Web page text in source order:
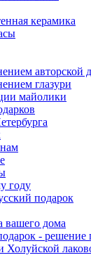
керамика
авторской
глазури
майолики
году
подарок
вашего дома
- решение